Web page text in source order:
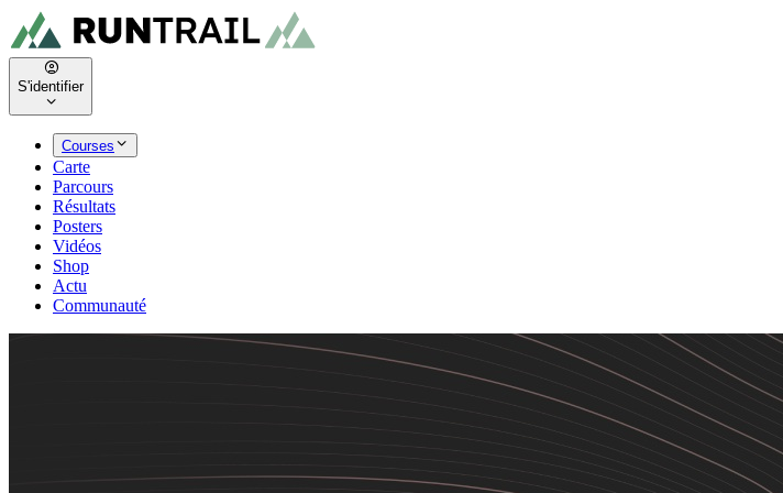
S'identifier
Courses
Carte
Parcours
Résultats
Posters
Vidéos
Shop
Actu
Communauté